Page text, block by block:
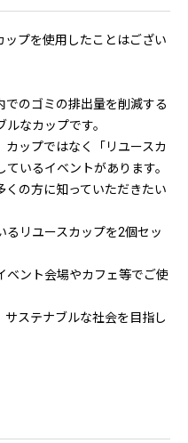
ップを使用したことはござい
でのゴミの排出量を削減する
なカップです。
ップではなく「リユースカ
いるイベントがあります。
くの方に知っていただきたい
リユースカップを2個セッ
ベント会場やカフェ等でご使
ステナブルな社会を目指し